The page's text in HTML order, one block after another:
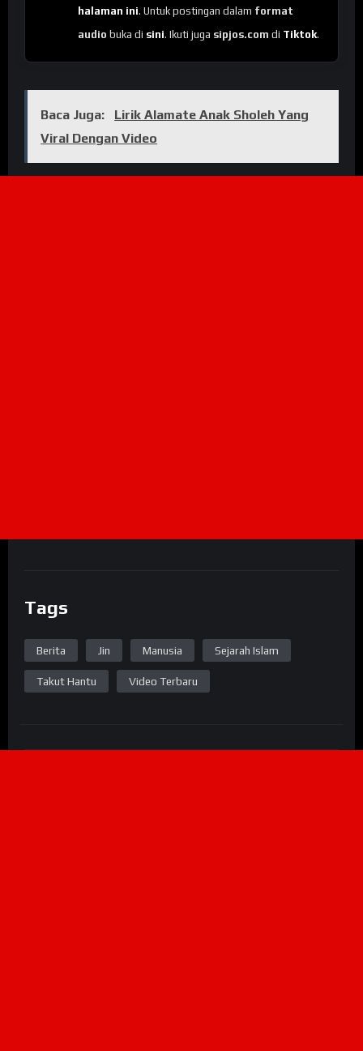
halaman ini. Untuk postingan dalam format
audio buka di sini. Ikuti juga sipjos.com di Tiktok.
Baca Juga:
Lirik Alamate Anak Sholeh Yang
Viral Dengan Video
Tags
Berita Jin Manusia Sejarah Islam
Takut Hantu Video Terbaru